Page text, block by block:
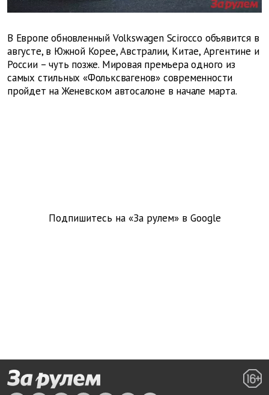
В Европе обновленный Volkswagen Scirocco объявится в
августе, в Южной Корее, Австралии, Китае, Аргентине и
России – чуть позже. Мировая премьера одного из
самых стильных «Фольксвагенов» современности
пройдет на Женевском автосалоне в начале марта.
Подпишитесь на «За рулем» в Google